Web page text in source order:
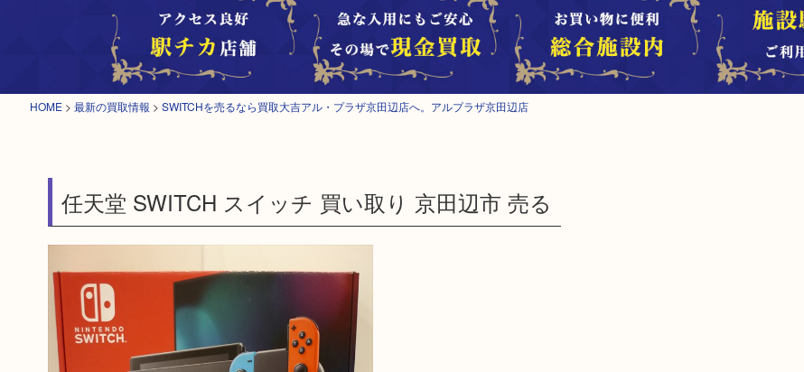
HOME > 最新の買取情報 > SWITCHを売るなら買取大吉アル・プラザ京田辺店へ。アルプラザ京田辺店
任天堂 SWITCH スイッチ 買い取り 京田辺市 売る